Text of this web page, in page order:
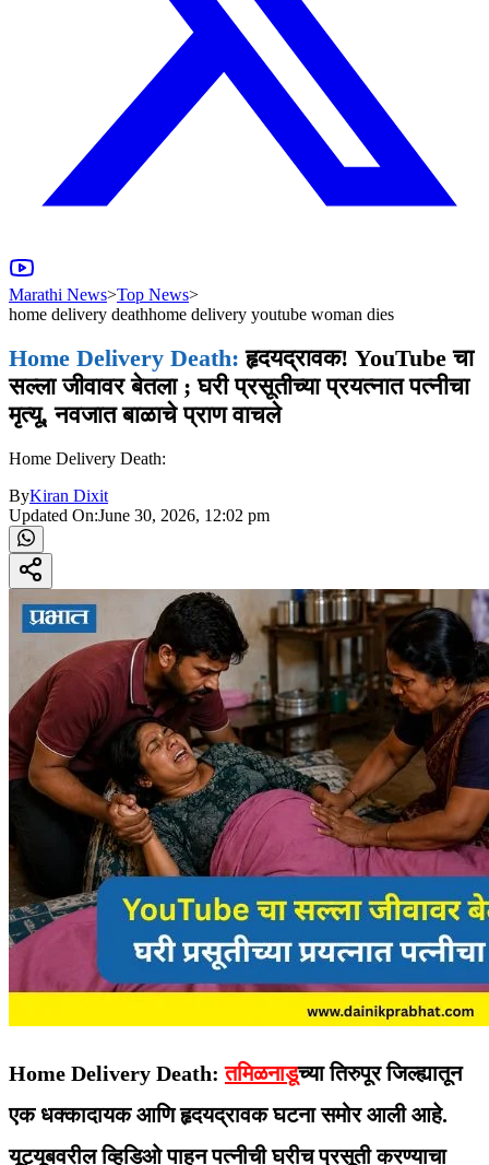
Marathi News>Top News>
home delivery deathhome delivery youtube woman dies
Home Delivery Death: हृदयद्रावक! YouTube चा
सल्ला जीवावर बेतला ; घरी प्रसूतीच्या प्रयत्नात पत्नीचा
मृत्यू, नवजात बाळाचे प्राण वाचले
Home Delivery Death:
ByKiran Dixit
Updated On:June 30, 2026, 12:02 pm
Home Delivery Death:तमिळनाडूच्या तिरुपूर जिल्ह्यातून
एक धक्कादायक आणि हृदयद्रावक घटना समोर आली आहे.
यूट्यूबवरील व्हिडिओ पाहून पत्नीची घरीच प्रसूती करण्याचा